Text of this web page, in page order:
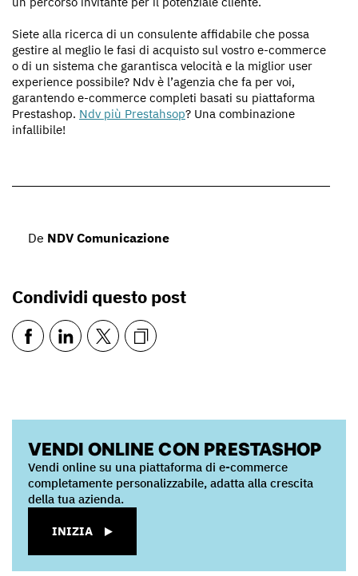
Siete alla ricerca di un consulente affidabile che possa
gestire al meglio le fasi di acquisto sul vostro e-commerce
o di un sistema che garantisca velocità e la miglior user
experience possibile? Ndv è l’agenzia che fa per voi,
garantendo e-commerce completi basati su piattaforma
Prestashop. Ndv più Prestahsop? Una combinazione
infallibile!
De NDV Comunicazione
Condividi questo post
VENDI ONLINE CON PRESTASHOP
Vendi online su una piattaforma di e-commerce
completamente personalizzabile, adatta alla crescita
della tua azienda.
INIZIA